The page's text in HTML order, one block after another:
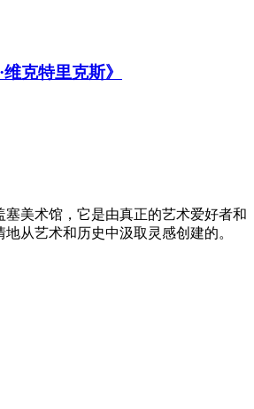
克特里克斯》
塞美术馆，它是由真正的艺术爱好者和
从艺术和历史中汲取灵感创建的。